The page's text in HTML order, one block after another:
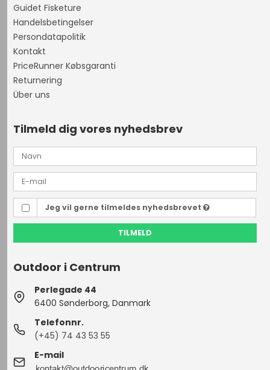
Guidet Fisketure
Handelsbetingelser
Persondatapolitik
Kontakt
PriceRunner Købsgaranti
Returnering
Über uns
Tilmeld dig vores nyhedsbrev
Jeg vil gerne tilmeldes nyhedsbrevet
TILMELD
Outdoor i Centrum
Perlegade 44
6400 Sønderborg, Danmark
Telefonnr.
(+45) 74 43 53 55
E-mail